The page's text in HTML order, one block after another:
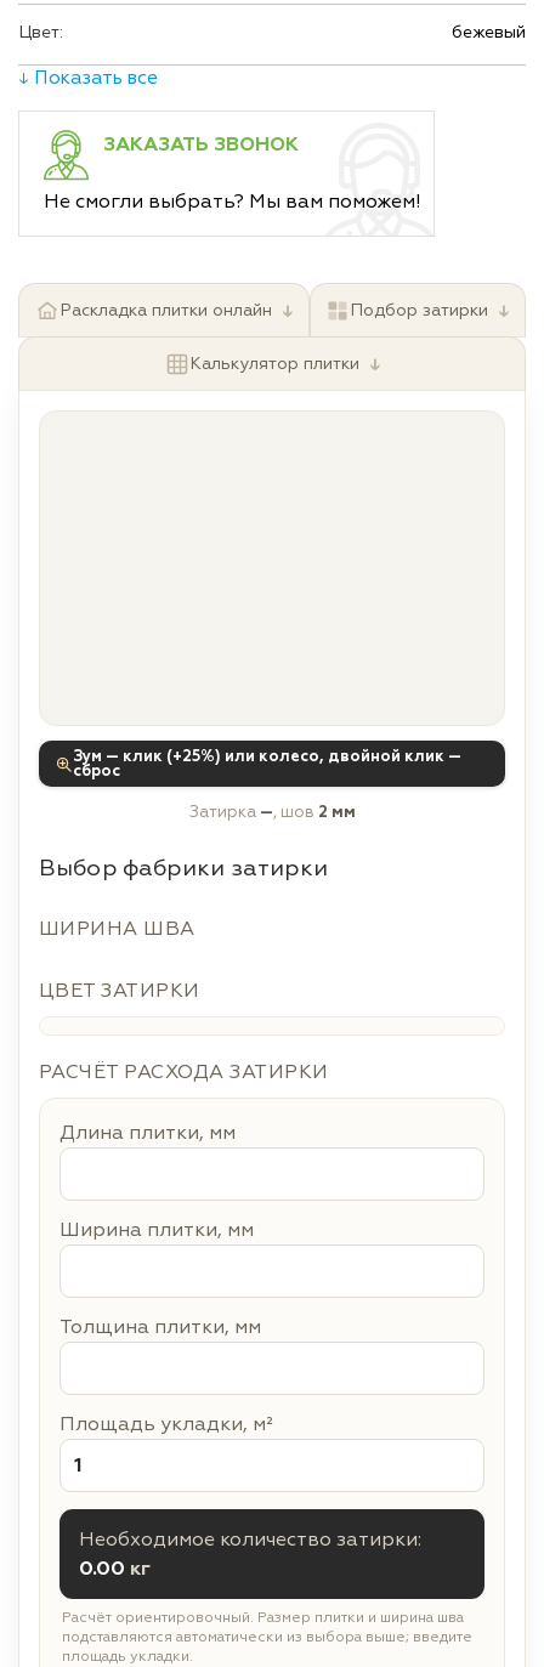
Цвет: бежевый
↓ Показать все
ЗАКАЗАТЬ ЗВОНОК
Не смогли выбрать? Мы вам поможем!
Раскладка плитки онлайн ↓ Подбор затирки ↓
Калькулятор плитки ↓
Зум — клик (+25%) или колесо, двойной клик —
сброс
Затирка —, шов 2 мм
Выбор фабрики затирки
ШИРИНА ШВА
ЦВЕТ ЗАТИРКИ
РАСЧЁТ РАСХОДА ЗАТИРКИ
Длина плитки, мм
Ширина плитки, мм
Толщина плитки, мм
Площадь укладки, м²
Необходимое количество затирки:
0.00 кг
Расчёт ориентировочный. Размер плитки и ширина шва
подставляются автоматически из выбора выше; введите
площадь укладки.